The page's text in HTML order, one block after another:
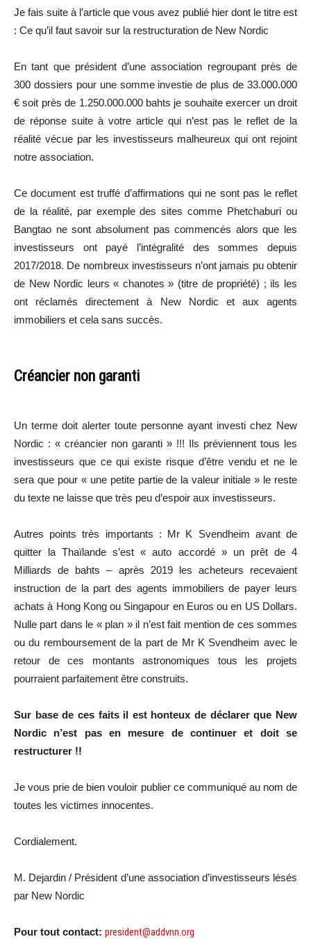
Je fais suite à l’article que vous avez publié hier dont le titre est
: Ce qu’il faut savoir sur la restructuration de New Nordic
En tant que président d’une association regroupant près de
300 dossiers pour une somme investie de plus de 33.000.000
€ soit près de 1.250.000.000 bahts je souhaite exercer un droit
de réponse suite à votre article qui n’est pas le reflet de la
réalité vécue par les investisseurs malheureux qui ont rejoint
notre association.
Ce document est truffé d’affirmations qui ne sont pas le reflet
de la réalité, par exemple des sites comme Phetchaburi ou
Bangtao ne sont absolument pas commencés alors que les
investisseurs ont payé l’intégralité des sommes depuis
2017/2018. De nombreux investisseurs n’ont jamais pu obtenir
de New Nordic leurs « chanotes » (titre de propriété) ; ils les
ont réclamés directement à New Nordic et aux agents
immobiliers et cela sans succès.
Créancier non garanti
Un terme doit alerter toute personne ayant investi chez New
Nordic : « créancier non garanti » !!! Ils préviennent tous les
investisseurs que ce qui existe risque d’être vendu et ne le
sera que pour « une petite partie de la valeur initiale » le reste
du texte ne laisse que très peu d’espoir aux investisseurs.
Autres points très importants : Mr K Svendheim avant de
quitter la Thaïlande s’est « auto accordé » un prêt de 4
Milliards de bahts – après 2019 les acheteurs recevaient
instruction de la part des agents immobiliers de payer leurs
achats à Hong Kong ou Singapour en Euros ou en US Dollars.
Nulle part dans le « plan » il n’est fait mention de ces sommes
ou du remboursement de la part de Mr K Svendheim avec le
retour de ces montants astronomiques tous les projets
pourraient parfaitement être construits.
Sur base de ces faits il est honteux de déclarer que New
Nordic n’est pas en mesure de continuer et doit se
restructurer !!
Je vous prie de bien vouloir publier ce communiqué au nom de
toutes les victimes innocentes.
Cordialement.
M. Dejardin / Président d’une association d’investisseurs lésés
par New Nordic
Pour tout contact: president@addvnn.org